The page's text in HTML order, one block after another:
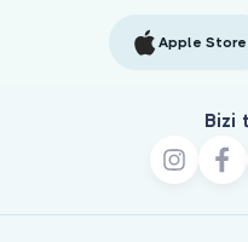
Apple Store
Bizi